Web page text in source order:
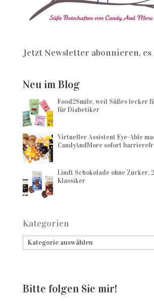
Jetzt Newsletter abonnieren,
Neu im Blog
Food2Smile, weil Süßes lecker
für Diabetiker
Virtueller Assistent Eye-Able
CandyAndMore sofort
Lindt Schokolade ohne Zucker.
Klassiker
Kategorien
Bitte folgen Sie mir!